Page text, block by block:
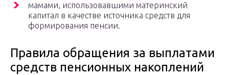
мамами, использовавшими материнский
капитал в качестве источника средств для
формирования пенсии.
Правила обращения за выплатами
средств пенсионных накоплений